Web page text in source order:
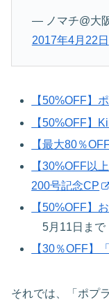
— ノマチ@大
2017年4月22日
【50%OFF】
【50%OFF】
【最大80％
【30%OFF以
200号記念CP
【50%OFF】
5月11日まで
【30％OFF】
それでは、「ポプ